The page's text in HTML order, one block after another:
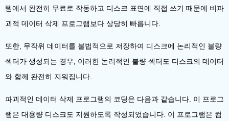
템에서 완전히 무료로 작동하고 디스크 표면에 직접 쓰기 때문에 비파
괴적 데이터 삭제 프로그램보다 상당히 빠릅니다.
또한, 무작위 데이터를 불법적으로 저장하여 디스크에 논리적인 불량
섹터가 생성되는 경우, 이러한 논리적인 불량 섹터도 디스크의 데이터
와 함께 완전히 지워집니다.
파괴적인 데이터 삭제 프로그램의 코딩은 다음과 같습니다. 이 프로그
램은 대용량 디스크도 지원하도록 작성되었습니다. 이 프로그램은 컴